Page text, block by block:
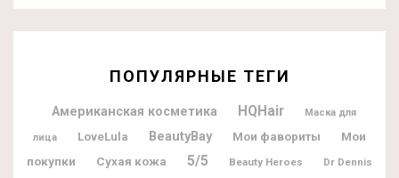
ПОПУЛЯРНЫЕ ТЕГИ
Американская косметика HQHair Маска для
лица LoveLula BeautyBay Мои фавориты
Мои
покупки
Сухая кожа 5/5 Beauty Heroes
Dr Dennis